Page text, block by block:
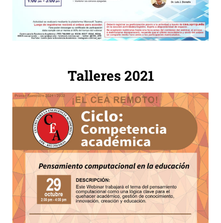
Talleres 2021